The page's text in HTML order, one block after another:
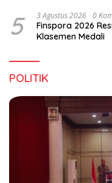
5 3 Agustus 2026 0
Finspora 2026
Klasemen Medali
POLITIK